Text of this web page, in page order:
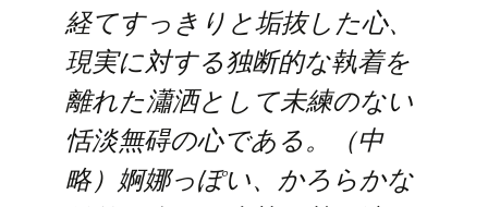
経てすっきりと垢抜した心、
現実に対する独断的な執着を
離れた瀟洒として未練のない
恬淡無碍の心である。（中
略）婀娜っぽい、かろらかな